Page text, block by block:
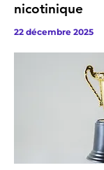
nicotinique
22 décembre 2025